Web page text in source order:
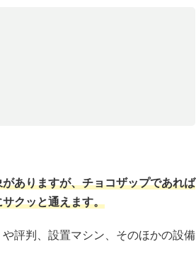
ありますが、チョコザップであれば
クッと通えます。
評判、設置マシン、そのほかの設備